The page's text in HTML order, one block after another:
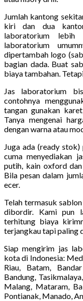
Jumlah kantong
kiri dan dua
laboratorium
laboratorium
dipertambah logo
bagian dada. Buat
biaya tambahan.
Jas laboratorium
contohnya
tangan gunakan
Tanya mengenai
dengan warna atau
Juga ada (ready
cuma menyediakan
putih, kain oxford
Bila pesan dalam
ecer.
Telah termasuk
dibordir. Kami pun
terhitung biaya
terjangkau tapi paling
Siap mengirim jas
kota di Indonesia:
Riau, Batam,
Bandung,
Malang, Mataram,
Pontianak, Manado,